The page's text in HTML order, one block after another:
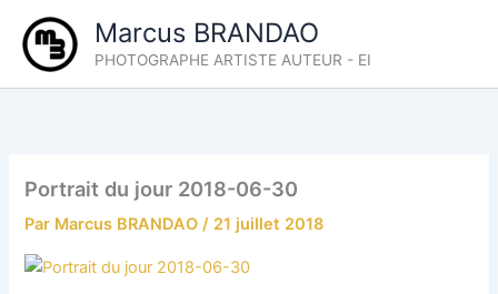
contenu
Marcus BRANDAO
PHOTOGRAPHE ARTISTE AUTEUR - EI
Portrait du jour 2018-06-30
Par Marcus BRANDAO/ 21 juillet 2018